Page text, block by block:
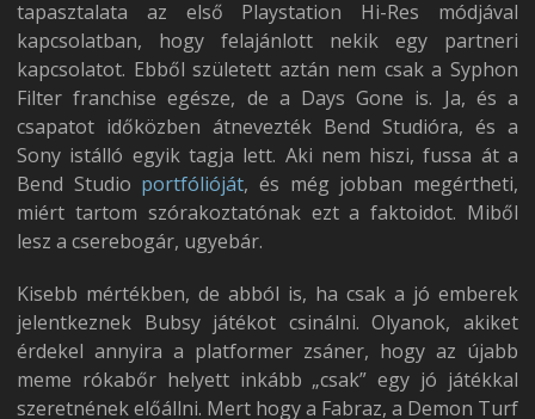
tapasztalata az első Playstation Hi-Res módjával
kapcsolatban, hogy felajánlott nekik egy partneri
kapcsolatot. Ebből született aztán nem csak a Syphon
Filter franchise egésze, de a Days Gone is. Ja, és a
csapatot időközben átnevezték Bend Studióra, és a
Sony istálló egyik tagja lett. Aki nem hiszi, fussa át a
Bend Studio portfólióját, és még jobban megértheti,
miért tartom szórakoztatónak ezt a faktoidot. Miből
lesz a cserebogár, ugyebár.
Kisebb mértékben, de abból is, ha csak a jó emberek
jelentkeznek Bubsy játékot csinálni. Olyanok, akiket
érdekel annyira a platformer zsáner, hogy az újabb
meme rókabőr helyett inkább „csak” egy jó játékkal
szeretnének előállni. Mert hogy a Fabraz, a Demon Turf